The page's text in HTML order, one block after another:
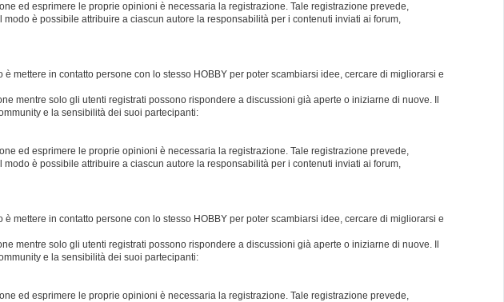
ed esprimere le proprie opinioni è necessaria la registrazione. Tale registrazione prevede,
è possibile attribuire a ciascun autore la responsabilità per i contenuti inviati ai forum,
in contatto persone con lo stesso HOBBY per poter scambiarsi idee, cercare di migliorarsi e
mentre solo gli utenti registrati possono rispondere a discussioni già aperte o iniziarne di nuove. Il
e la sensibilità dei suoi partecipanti:
ed esprimere le proprie opinioni è necessaria la registrazione. Tale registrazione prevede,
è possibile attribuire a ciascun autore la responsabilità per i contenuti inviati ai forum,
in contatto persone con lo stesso HOBBY per poter scambiarsi idee, cercare di migliorarsi e
mentre solo gli utenti registrati possono rispondere a discussioni già aperte o iniziarne di nuove. Il
e la sensibilità dei suoi partecipanti:
ed esprimere le proprie opinioni è necessaria la registrazione. Tale registrazione prevede,